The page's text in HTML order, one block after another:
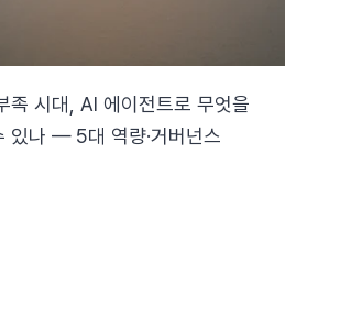
족 시대, AI 에이전트로 무엇을
있나 — 5대 역량·거버넌스